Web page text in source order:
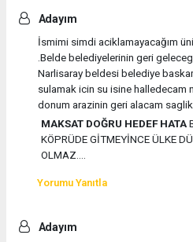
Adayım
İsmimi simdi aciklamayacağım
.Belde belediyelerinin geri
Narlisaray beldesi belediye
sulamak icin su isine halledecam
donum arazinin geri alacam
MAKSAT DOĞRU HEDEF HATA
KÖPRÜDE GİTMEYİNCE ÜLKE
OLMAZ....
Yorumu Yanıtla
Adayım